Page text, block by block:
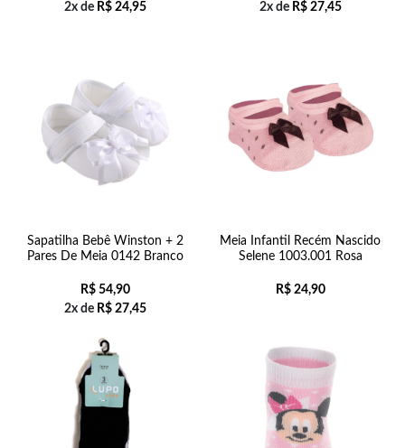
2x de R$24,95
2x de R$27,45
Sapatilha Bebê Winston + 2
Pares De Meia 0142 Branco
R$54,90
2x de R$27,45
Meia Infantil Recém Nascido
Selene 1003.001 Rosa
R$24,90